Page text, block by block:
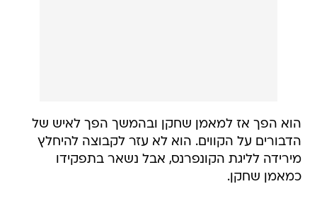
הוא הפך אז למאמן שחקן ובהמשך הפך לאיש של
הדבורים על הקווים. הוא לא עזר לקבוצה להיחלץ
מירידה לליגת הקונפרנס, אבל נשאר בתפקידו
כמאמן שחקן.